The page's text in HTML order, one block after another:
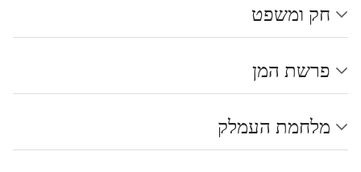
חק ומשפט
פרשת המן
מלחמת העמלק